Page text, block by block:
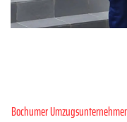
Bochumer